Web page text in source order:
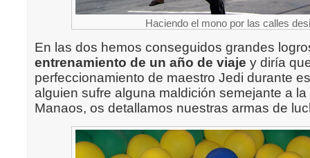
Haciendo el mono por las calles
En las dos hemos conseguidos grandes
entrenamiento de un año de viaje y diría
perfeccionamiento de maestro Jedi durante
alguien sufre alguna maldición semejante a
Manaos, os detallamos nuestras armas de